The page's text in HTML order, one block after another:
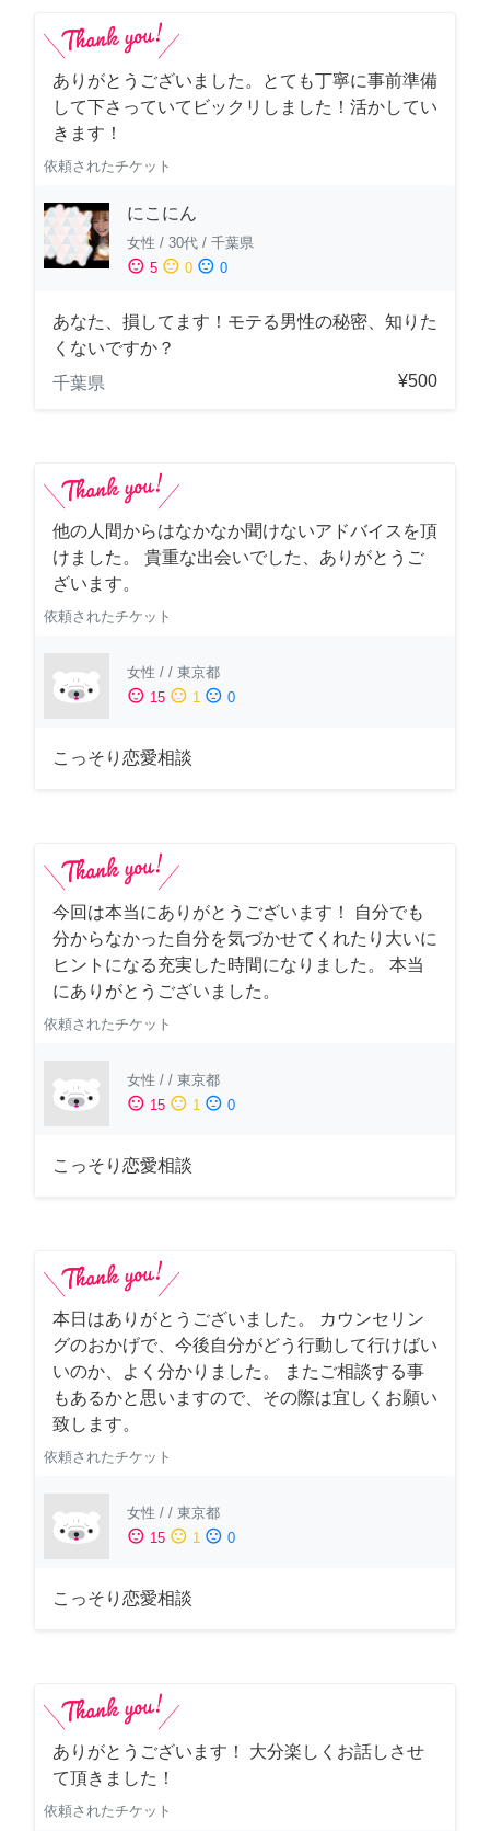
ありがとうございました。とても丁寧に事前準備
して下さっていてビックリしました！活かしてい
きます！
依頼されたチケット
にこにん
女性 / 30代 / 千葉県
sentiment_satisfied 5 sentiment_neutral 0 sentiment_dissatisfied 0
あなた、損してます！モテる男性の秘密、知りた
くないですか？
千葉県
¥500
他の人間からはなかなか聞けないアドバイスを頂
けました。 貴重な出会いでした、ありがとうご
ざいます。
依頼されたチケット
女性 / / 東京都
sentiment_satisfied 15 sentiment_neutral 1 sentiment_dissatisfied 0
こっそり恋愛相談
今回は本当にありがとうございます！ 自分でも
分からなかった自分を気づかせてくれたり大いに
ヒントになる充実した時間になりました。 本当
にありがとうございました。
依頼されたチケット
女性 / / 東京都
sentiment_satisfied 15 sentiment_neutral 1 sentiment_dissatisfied 0
こっそり恋愛相談
本日はありがとうございました。 カウンセリン
グのおかげで、今後自分がどう行動して行けばい
いのか、よく分かりました。 またご相談する事
もあるかと思いますので、その際は宜しくお願い
致します。
依頼されたチケット
女性 / / 東京都
sentiment_satisfied 15 sentiment_neutral 1 sentiment_dissatisfied 0
こっそり恋愛相談
ありがとうございます！ 大分楽しくお話しさせ
て頂きました！
依頼されたチケット